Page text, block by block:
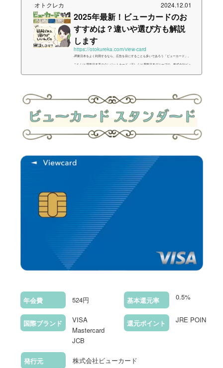
オトクレカ 2024.12.01
2025年最新！ビューカードのお
すすめは？違いや選び方も解説
します
https://otokureka.com/view-card
JR東日本をよく利用するなら、広告を目にすることも多いであろう「ビューカード」。
こちらはJR東日本系のクレジットカード（正しくはJR東日本グループの、株式会社ビュ
うことで今回は、ビューカードの特徴や選び方を初心者の方でも分かりやすいよう、イ
年会費 524円 基本還元率 0.5%
国際ブランド
VISA
Mastercard
JCB
還元ポイント JRE POINT
発行元 株式会社ビューカード